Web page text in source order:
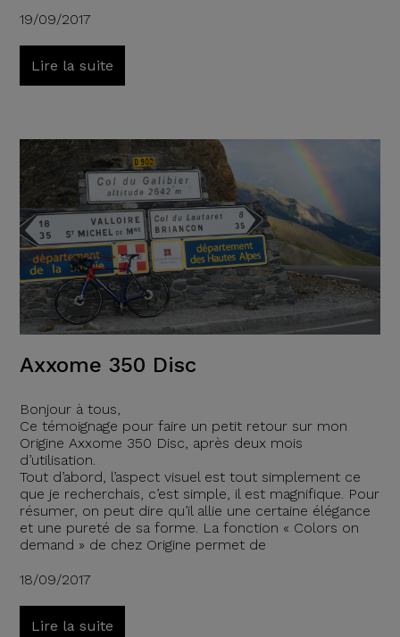
19/09/2017
Lire la suite
Axxome 350 Disc
Bonjour à tous,
Ce témoignage pour faire un petit retour sur mon
Origine Axxome 350 Disc, après deux mois
d’utilisation.
Tout d’abord, l’aspect visuel est tout simplement ce
que je recherchais, c’est simple, il est magnifique. Pour
résumer, on peut dire qu’il allie une certaine élégance
et une pureté de sa forme. La fonction « Colors on
demand » de chez Origine permet de
18/09/2017
Lire la suite